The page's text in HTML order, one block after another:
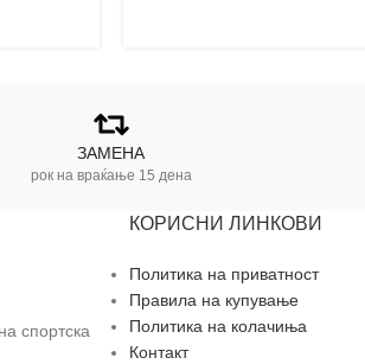
ЗАМЕНА
рок на враќање 15 дена
спортска
КОРИСНИ ЛИНКОВИ
Политика на приватност
Правила на купување
Политика на колачиња
Контакт